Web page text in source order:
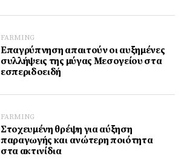
FARMING
Επαγρύπνηση απαιτούν οι αυξημένες
συλλήψεις της μύγας Μεσογείου στα
εσπεριδοειδή
FARMING
Στοχευμένη θρέψη για αύξηση
παραγωγής και ανώτερη ποιότητα
στα ακτινίδια